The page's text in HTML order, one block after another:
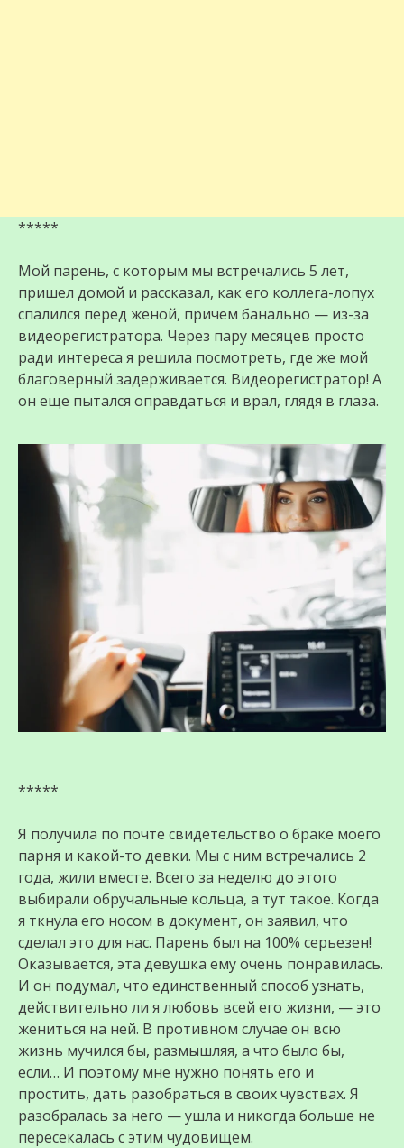
*****
Мой парень, с которым мы встречались 5 лет,
пришел домой и рассказал, как его коллега-лопух
спалился перед женой, причем банально — из-за
видеорегистратора. Через пару месяцев просто
ради интереса я решила посмотреть, где же мой
благоверный задерживается. Видеорегистратор! А
он еще пытался оправдаться и врал, глядя в глаза.
*****
Я получила по почте свидетельство о браке моего
парня и какой-то девки. Мы с ним встречались 2
года, жили вместе. Всего за неделю до этого
выбирали обручальные кольца, а тут такое. Когда
я ткнула его носом в документ, он заявил, что
сделал это для нас. Парень был на 100% серьезен!
Оказывается, эта девушка ему очень понравилась.
И он подумал, что единственный способ узнать,
действительно ли я любовь всей его жизни, — это
жениться на ней. В противном случае он всю
жизнь мучился бы, размышляя, а что было бы,
если… И поэтому мне нужно понять его и
простить, дать разобраться в своих чувствах. Я
разобралась за него — ушла и никогда больше не
пересекалась с этим чудовищем.